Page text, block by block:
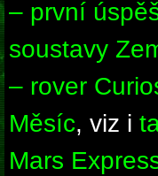
– první
soustavy
– rover
Měsíc, viz i
Mars